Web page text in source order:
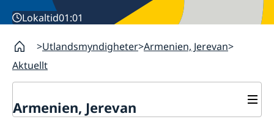
Lokaltid01:01
Utlandsmyndigheter Armenien, Jerevan
Aktuellt
Armenien, Jerevan